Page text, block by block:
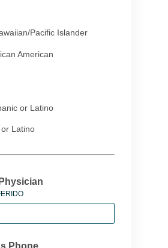
Pacific Islander
American
or Latino
Latino
Phone